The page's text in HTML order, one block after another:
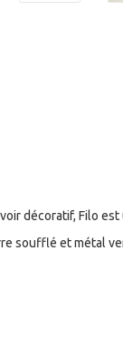
décoratif, Filo
soufflé et métal